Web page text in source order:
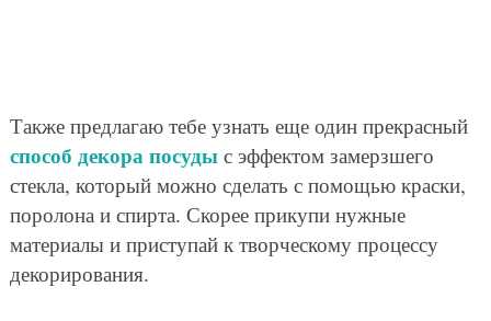
Также предлагаю тебе узнать еще один прекрасный
способ декора посудыс эффектом замерзшего
стекла, который можно сделать с помощью краски,
поролона и спирта. Скорее прикупи нужные
материалы и приступай к творческому процессу
декорирования.